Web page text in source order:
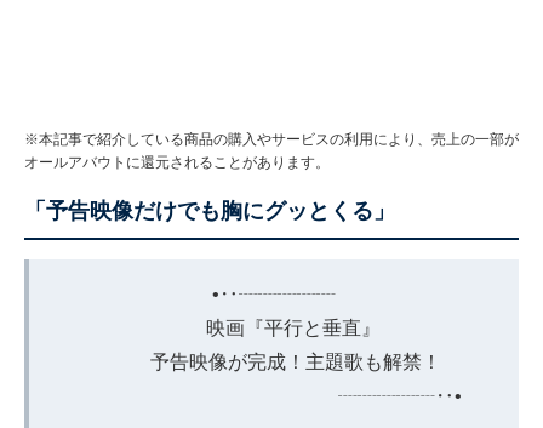
※本記事で紹介している商品の購入やサービスの利用により、売上の一部が
オールアバウトに還元されることがあります。
「予告映像だけでも胸にグッとくる」
•‥┈┈┈┈┈
映画『平行と垂直』
予告映像が完成！主題歌も解禁！
┈┈┈┈┈‥•